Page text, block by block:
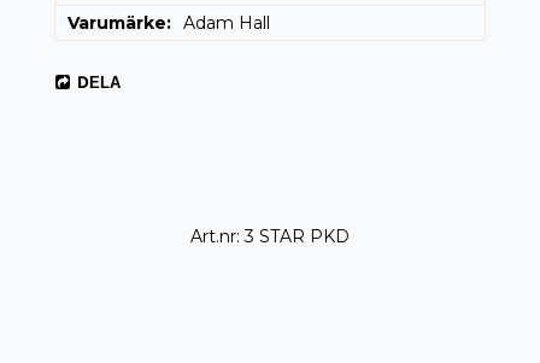
Varumärke
Adam Hall
DELA
Art.nr: 3 STAR PKD